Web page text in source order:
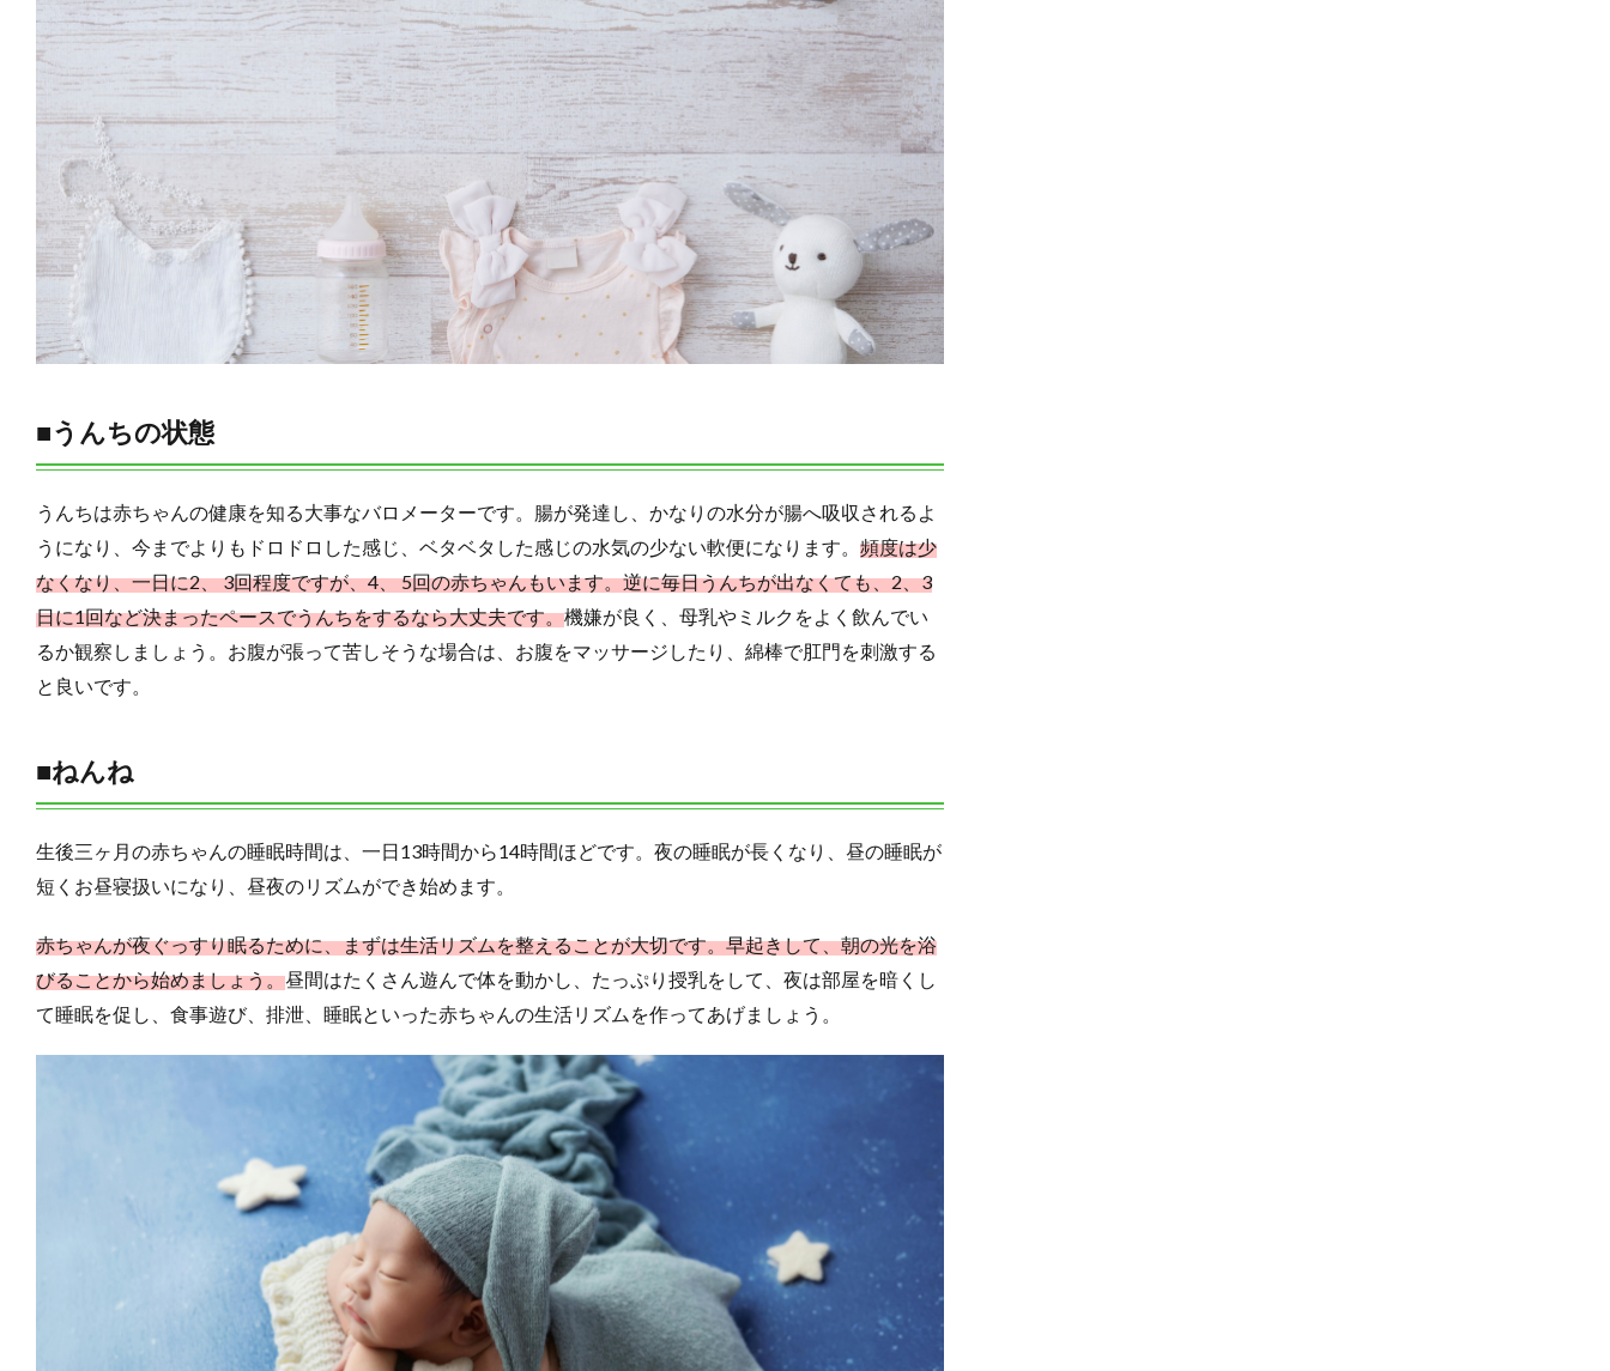
■うんちの状態
うんちは赤ちゃんの健康を知る大事なバロメーターです。腸が発達し、かなりの水分が腸へ吸収されるよ
うになり、今までよりもドロドロした感じ、ベタベタした感じの水気の少ない軟便になります。 頻度は少
なくなり、一日に2、 3回程度ですが、4、 5回の赤ちゃんもいます。逆に毎日うんちが出なくても、2、3
日に1回など決まったペースでうんちをするなら大丈夫です。機嫌が良く、母乳やミルクをよく飲んでい
るか観察しましょう。お腹が張って苦しそうな場合は、お腹をマッサージしたり、綿棒で肛門を刺激する
と良いです。
■ねんね
生後三ヶ月の赤ちゃんの睡眠時間は、一日13時間から14時間ほどです。夜の睡眠が長くなり、昼の睡眠が
短くお昼寝扱いになり、昼夜のリズムができ始めます。
赤ちゃんが夜ぐっすり眠るために、まずは生活リズムを整えることが大切です。早起きして、朝の光を浴
びることから始めましょう。昼間はたくさん遊んで体を動かし、たっぷり授乳をして、夜は部屋を暗くし
て睡眠を促し、食事遊び、排泄、睡眠といった赤ちゃんの生活リズムを作ってあげましょう。